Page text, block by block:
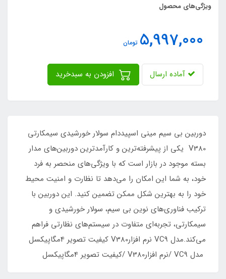
ویژگی‌های محصول
5,997,000 تومان
آماده ارسال
دوربین بی سیم مینی اسپیددام سولار خورشیدی سیمکارتی
V380 یکی از پیشرفته‌ترین و کارآمدترین دوربین‌های مدار
بسته موجود در بازار است که با ویژگی‌های منحصر به فرد
خود، به شما این امکان را می‌دهد تا نظارت و امنیت محیط
خود را به بهترین شکل ممکن تضمین کنید. این دوربین با
ترکیب فناوری‌های نوین بی سیم، سولار خورشیدی و
سیمکارتی، تجربه‌ای متفاوت در سیستم‌های نظارتی فراهم
می‌کند.مدل VC9 نرم افزارV380 کیفیت تصویر 4مگاپیکسل
مدل VC9 /نرم افزارV380 /کیفیت تصویر 4مگاپیکسل